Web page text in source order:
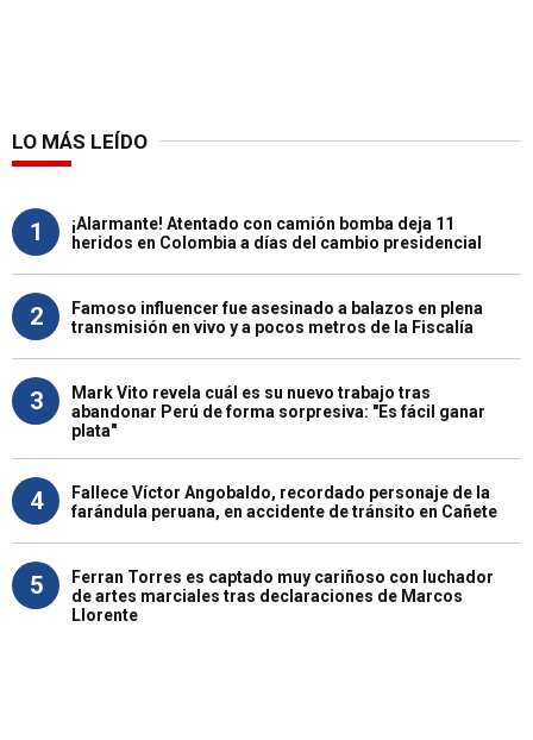
LO MÁS LEÍDO
1
¡Alarmante! Atentado con camión bomba deja 11
heridos en Colombia a días del cambio presidencial
2
Famoso influencer fue asesinado a balazos en plena
transmisión en vivo y a pocos metros de la Fiscalía
3
Mark Vito revela cuál es su nuevo trabajo tras
abandonar Perú de forma sorpresiva: "Es fácil ganar
plata"
4
Fallece Víctor Angobaldo, recordado personaje de la
farándula peruana, en accidente de tránsito en Cañete
5
Ferran Torres es captado muy cariñoso con luchador
de artes marciales tras declaraciones de Marcos
Llorente